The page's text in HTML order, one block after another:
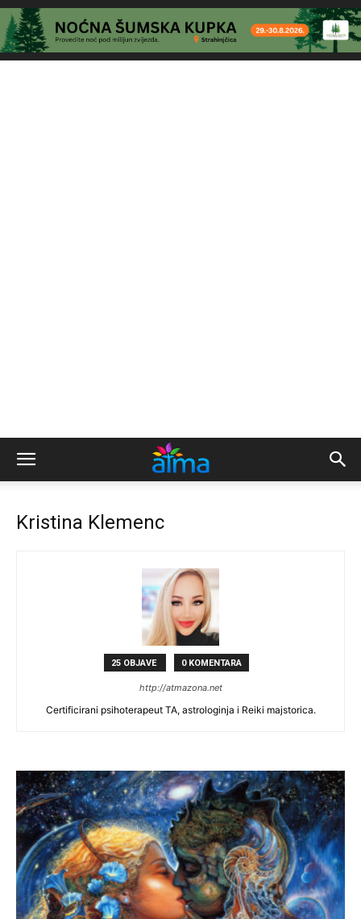
Kristina Klemenc
25 OBJAVE 0 KOMENTARA
http://atmazona.net
Certificirani psihoterapeut TA, astrologinja i Reiki majstorica.